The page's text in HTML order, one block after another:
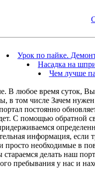
Урок по пайке.
Насадка на
Чем лучше
В любое время суток, Вы
в том числе Зачем
постоянно
С помощью обратной
информация,
просто необходимые в
делать наш
пребывания у нас и